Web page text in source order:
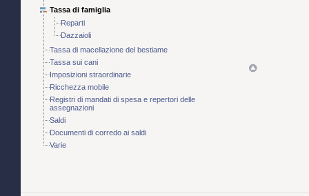
Tassa di famiglia
Reparti
Dazzaioli
Tassa di macellazione del bestiame
Tassa sui cani
Imposizioni straordinarie
Ricchezza mobile
Registri di mandati di spesa e repertori delle
assegnazioni
Saldi
Documenti di corredo ai saldi
Varie